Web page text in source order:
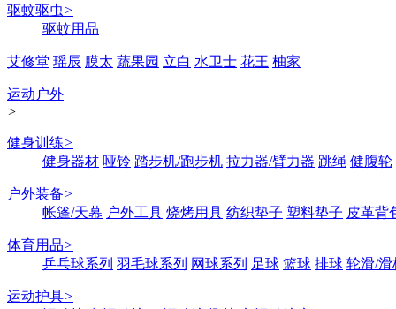
驱蚊驱虫>
驱蚊用品
艾修堂 瑶辰 膜太 蔬果园 立白 水卫士 花王 柚家
运动户外
>
健身训练>
健身器材 哑铃 踏步机/跑步机 拉力器/臂力器 跳绳 健腹轮
户外装备>
帐篷/天幕 户外工具 烧烤用具 纺织垫子 塑料垫子 皮革背
体育用品>
乒乓球系列 羽毛球系列 网球系列 足球 篮球 排球 轮滑/滑
运动护具>